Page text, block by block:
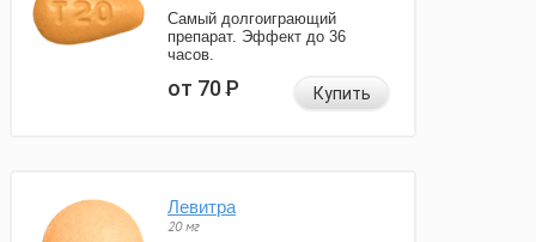
Самый долгоиграющий
препарат. Эффект до 36
часов.
от 70Р Купить
Левитра
20 мг